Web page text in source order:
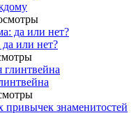
или нет?